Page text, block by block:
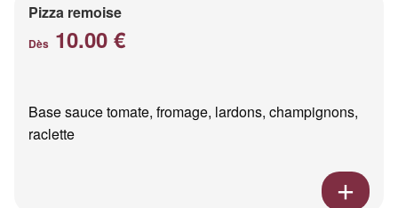
Pizza remoise
Dès 10.00 €
Base sauce tomate, fromage, lardons, champignons,
raclette